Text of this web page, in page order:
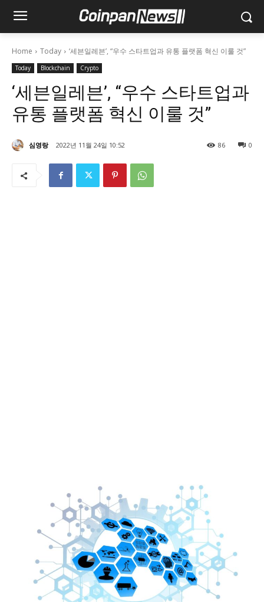
Home Today ‘세븐일레븐’, “우수 스타트업과 유통 플랫폼 혁신 이룰 것”
Today Blockchain Crypto
‘세븐일레븐’, “우수 스타트업과
유통 플랫폼 혁신 이룰 것”
심영랑 2022년 11월 24일 10:52 0
86